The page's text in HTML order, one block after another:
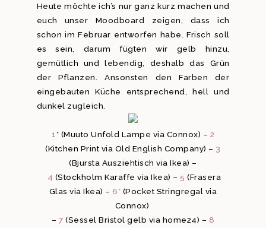
Heute möchte ich’s nur ganz kurz machen und
euch unser Moodboard zeigen, dass ich
schon im Februar entworfen habe. Frisch soll
es sein, darum fügten wir gelb hinzu,
gemütlich und lebendig, deshalb das Grün
der Pflanzen. Ansonsten den Farben der
eingebauten Küche entsprechend, hell und
dunkel zugleich.
1 * (Muuto Unfold Lampe via Connox) – 2
(Kitchen Print via Old English Company) – 3
(Bjursta Ausziehtisch via Ikea) –
4 (Stockholm Karaffe via Ikea) – 5 (Frasera
Glas via Ikea) – 6* (Pocket Stringregal via
Connox)
– 7 (Sessel Bristol gelb via home24) – 8